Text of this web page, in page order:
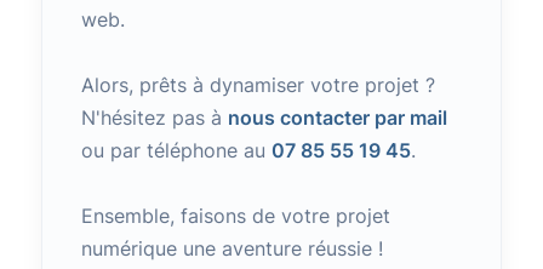
web.
Alors, prêts à dynamiser votre projet ?
N'hésitez pas à nous contacter par mail
ou par téléphone au 07 85 55 19 45.
Ensemble, faisons de votre projet
numérique une aventure réussie !